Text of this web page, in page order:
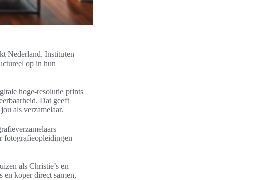
Nederland. Instituten
op in hun
hoge-resolutie prints
Dat geeft
als verzamelaar.
fotografieopleidingen
als Christie’s en
en koper direct samen,